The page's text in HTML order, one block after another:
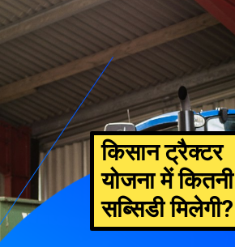
किसान ट्रैक्टर
योजना में कितनी
सब्सिडी मिलेगी?